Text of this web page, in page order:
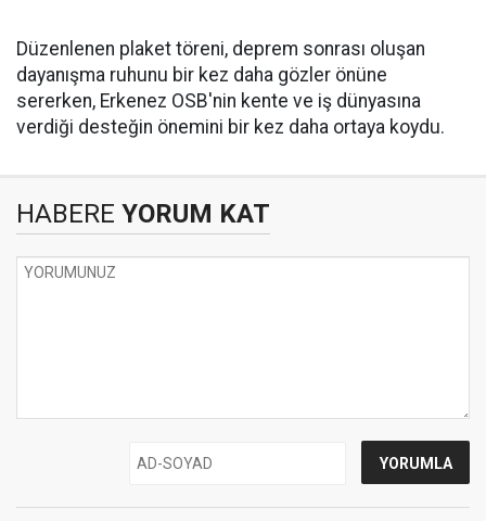
Düzenlenen plaket töreni, deprem sonrası oluşan
dayanışma ruhunu bir kez daha gözler önüne
sererken, Erkenez OSB'nin kente ve iş dünyasına
verdiği desteğin önemini bir kez daha ortaya koydu.
HABERE YORUM KAT